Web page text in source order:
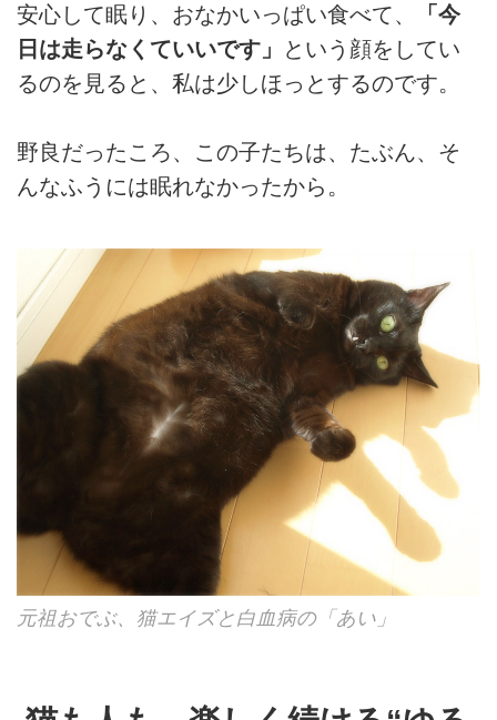
安心して眠り、おなかいっぱい食べて、
「今
日は走らなくていいです」
という顔をしてい
るのを見ると、私は少しほっとするのです。
野良だったころ、この子たちは、たぶん、そ
んなふうには眠れなかったから。
元祖おでぶ、猫エイズと白血病の「あい」